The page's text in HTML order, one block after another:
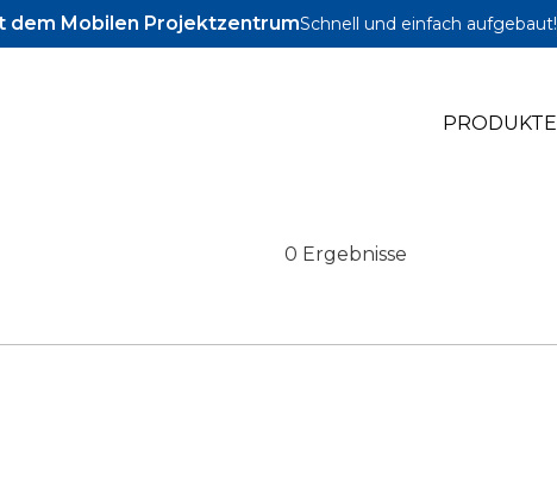
dem Mobilen ProjektzentrumSchnell und einfach aufgebaut!
PRODUKTE
0 Ergebnisse